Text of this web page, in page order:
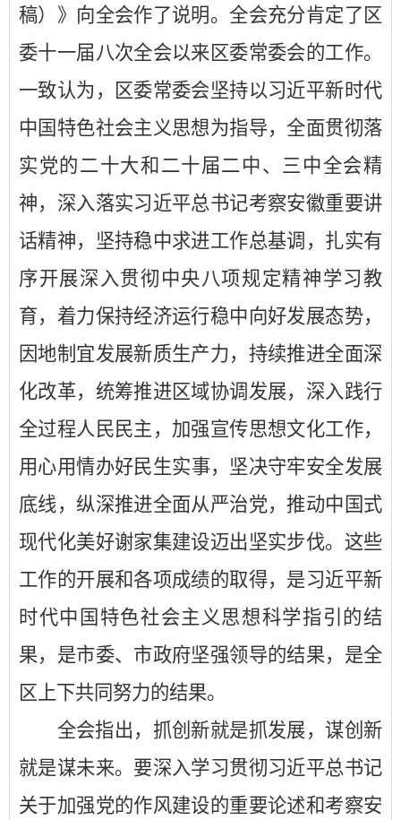
稿）》向全会作了说明。全会充分肯定了区
委十一届八次全会以来区委常委会的工作。
一致认为，区委常委会坚持以习近平新时代
中国特色社会主义思想为指导，全面贯彻落
实党的二十大和二十届二中、三中全会精
神，深入落实习近平总书记考察安徽重要讲
话精神，坚持稳中求进工作总基调，扎实有
序开展深入贯彻中央八项规定精神学习教
育，着力保持经济运行稳中向好发展态势，
因地制宜发展新质生产力，持续推进全面深
化改革，统筹推进区域协调发展，深入践行
全过程人民民主，加强宣传思想文化工作，
用心用情办好民生实事，坚决守牢安全发展
底线，纵深推进全面从严治党，推动中国式
现代化美好谢家集建设迈出坚实步伐。这些
工作的开展和各项成绩的取得，是习近平新
时代中国特色社会主义思想科学指引的结
果，是市委、市政府坚强领导的结果，是全
区上下共同努力的结果。
全会指出，抓创新就是抓发展，谋创新
就是谋未来。要深入学习贯彻习近平总书记
关于加强党的作风建设的重要论述和考察安